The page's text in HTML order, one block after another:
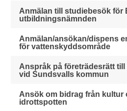
Anmälan till studiebesök för
utbildningsnämnden
Anmälan/ansökan/dispens
för vattenskyddsområde
Anspråk på företrädesrätt
vid Sundsvalls kommun
Ansök om bidrag från kultur
idrottspotten